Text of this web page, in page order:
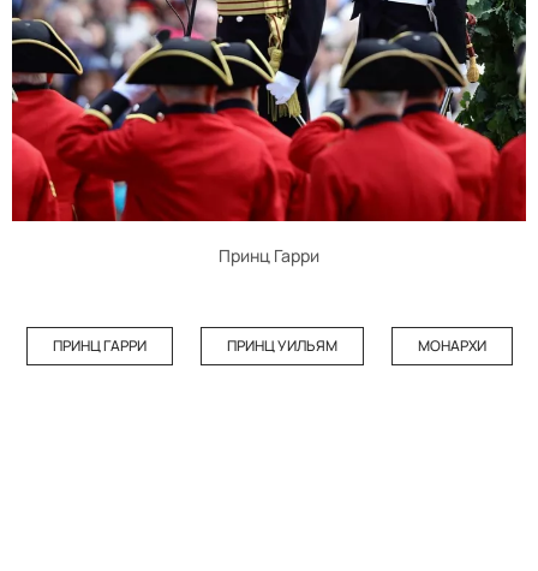
Принц Гарри
ПРИНЦ ГАРРИ ПРИНЦ УИЛЬЯМ МОНАРХИ